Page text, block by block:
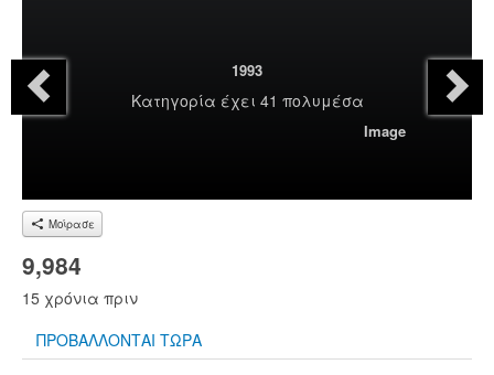
1993
Κατηγορία έχει 41 πολυμέσα
Image
Μοίρασε
9,984
15 χρόνια πριν
ΠΡΟΒΑΛΛΟΝΤΑΙ ΤΩΡΑ